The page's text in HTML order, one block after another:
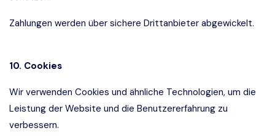
Zahlungen werden über sichere Drittanbieter abgewickelt.
10. Cookies
Wir verwenden Cookies und ähnliche Technologien, um die
Leistung der Website und die Benutzererfahrung zu
verbessern.